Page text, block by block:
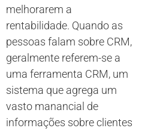
melhorarem a
rentabilidade. Quando as
pessoas falam sobre CRM,
geralmente referem-se a
uma ferramenta CRM, um
sistema que agrega um
vasto manancial de
informações sobre clientes